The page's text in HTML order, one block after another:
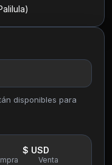
disponibles para
$ USD
Venta